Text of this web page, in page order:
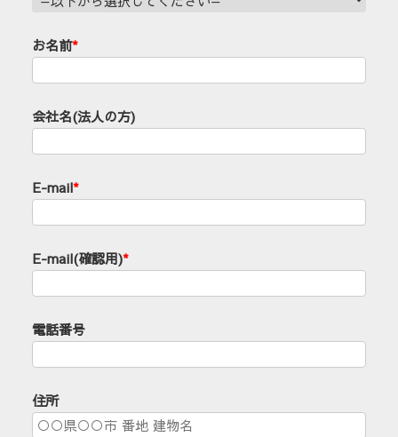
お名前*
会社名(法人の方)
E-mail*
E-mail(確認用)*
電話番号
住所